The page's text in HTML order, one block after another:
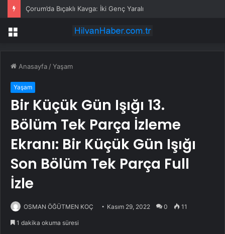
Çorum’da Bıçaklı Kavga: İki Genç Yaralı
Menü
Anasayfa /Yaşam
Yaşam
Bir Küçük Gün Işığı 13.
Bölüm Tek Parça İzleme
Ekranı: Bir Küçük Gün Işığı
Son Bölüm Tek Parça Full
İzle
OSMAN ÖĞÜTMEN KOÇ Kasım 29, 2022 0 11
1 dakika okuma süresi